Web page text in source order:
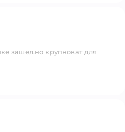
зашел.но крупноват для